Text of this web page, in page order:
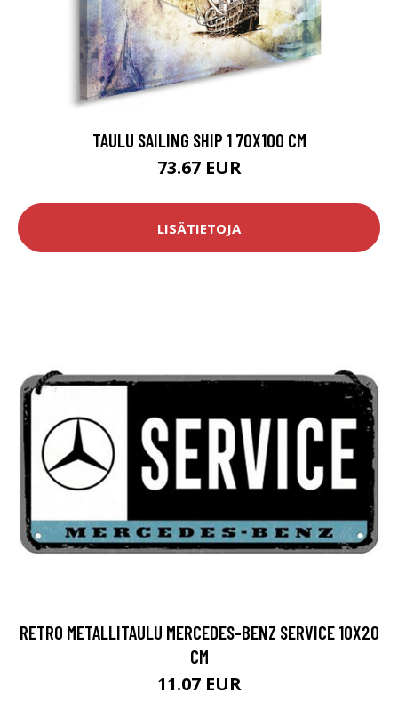
TAULU SAILING SHIP 1 70X100 CM
73.67 EUR
LISÄTIETOJA
RETRO METALLITAULU MERCEDES-BENZ SERVICE 10X20
CM
11.07 EUR